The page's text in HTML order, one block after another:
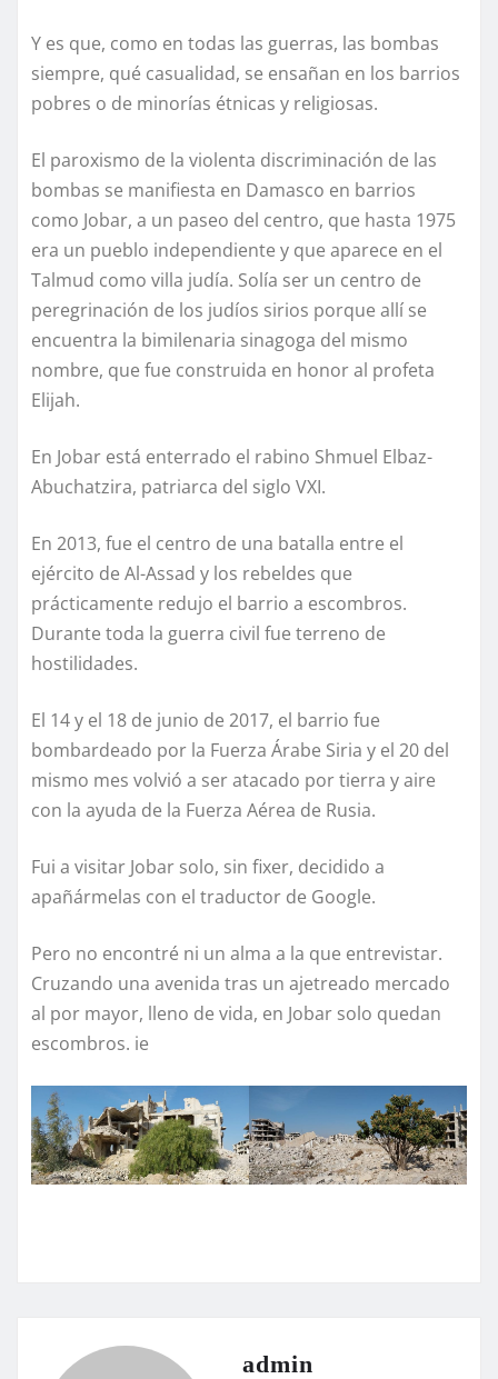
Y es que, como en todas las guerras, las bombas
siempre, qué casualidad, se ensañan en los barrios
pobres o de minorías étnicas y religiosas.
El paroxismo de la violenta discriminación de las
bombas se manifiesta en Damasco en barrios
como Jobar, a un paseo del centro, que hasta 1975
era un pueblo independiente y que aparece en el
Talmud como villa judía. Solía ser un centro de
peregrinación de los judíos sirios porque allí se
encuentra la bimilenaria sinagoga del mismo
nombre, que fue construida en honor al profeta
Elijah.
En Jobar está enterrado el rabino Shmuel Elbaz-
Abuchatzira, patriarca del siglo VXI.
En 2013, fue el centro de una batalla entre el
ejército de Al-Assad y los rebeldes que
prácticamente redujo el barrio a escombros.
Durante toda la guerra civil fue terreno de
hostilidades.
El 14 y el 18 de junio de 2017, el barrio fue
bombardeado por la Fuerza Árabe Siria y el 20 del
mismo mes volvió a ser atacado por tierra y aire
con la ayuda de la Fuerza Aérea de Rusia.
Fui a visitar Jobar solo, sin fixer, decidido a
apañármelas con el traductor de Google.
Pero no encontré ni un alma a la que entrevistar.
Cruzando una avenida tras un ajetreado mercado
al por mayor, lleno de vida, en Jobar solo quedan
escombros. ie
admin